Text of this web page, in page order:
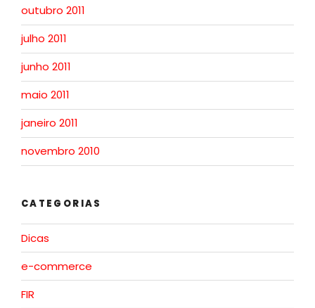
outubro 2011
julho 2011
junho 2011
maio 2011
janeiro 2011
novembro 2010
CATEGORIAS
Dicas
e-commerce
FIR